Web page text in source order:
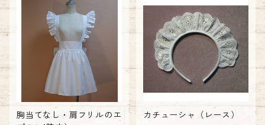
胸当てなし・肩フリルのエ
カチューシャ（レース）